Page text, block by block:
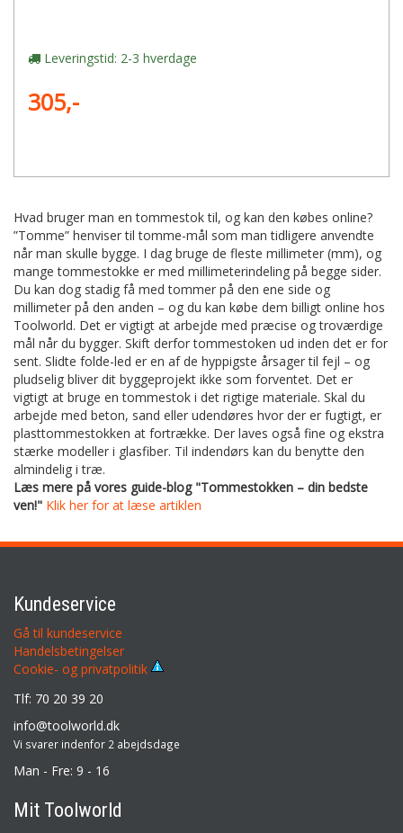
Leveringstid: 2-3 hverdage
305,-
Hvad bruger man en tommestok til, og kan den købes online?
”Tomme” henviser til tomme-mål som man tidligere anvendte
når man skulle bygge. I dag bruge de fleste millimeter (mm), og
mange tommestokke er med millimeterindeling på begge sider.
Du kan dog stadig få med tommer på den ene side og
millimeter på den anden – og du kan købe dem billigt online hos
Toolworld. Det er vigtigt at arbejde med præcise og troværdige
mål når du bygger. Skift derfor tommestoken ud inden det er for
sent. Slidte folde-led er en af de hyppigste årsager til fejl – og
pludselig bliver dit byggeprojekt ikke som forventet. Det er
vigtigt at bruge en tommestok i det rigtige materiale. Skal du
arbejde med beton, sand eller udendøres hvor der er fugtigt, er
plasttommestokken at fortrække. Der laves også fine og ekstra
stærke modeller i glasfiber. Til indendørs kan du benytte den
almindelig i træ.
Læs mere på vores guide-blog "Tommestokken – din bedste
ven!" Klik her for at læse artiklen
Kundeservice
Gå til kundeservice
Handelsbetingelser
Cookie- og privatpolitik
Tlf: 70 20 39 20
info@toolworld.dk
Vi svarer indenfor 2 abejdsdage
Man - Fre: 9 - 16
Mit Toolworld